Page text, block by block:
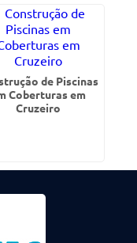
de Piscinas
Coberturas em
Cruzeiro